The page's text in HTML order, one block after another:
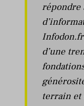
répondre
d’une
terrain et